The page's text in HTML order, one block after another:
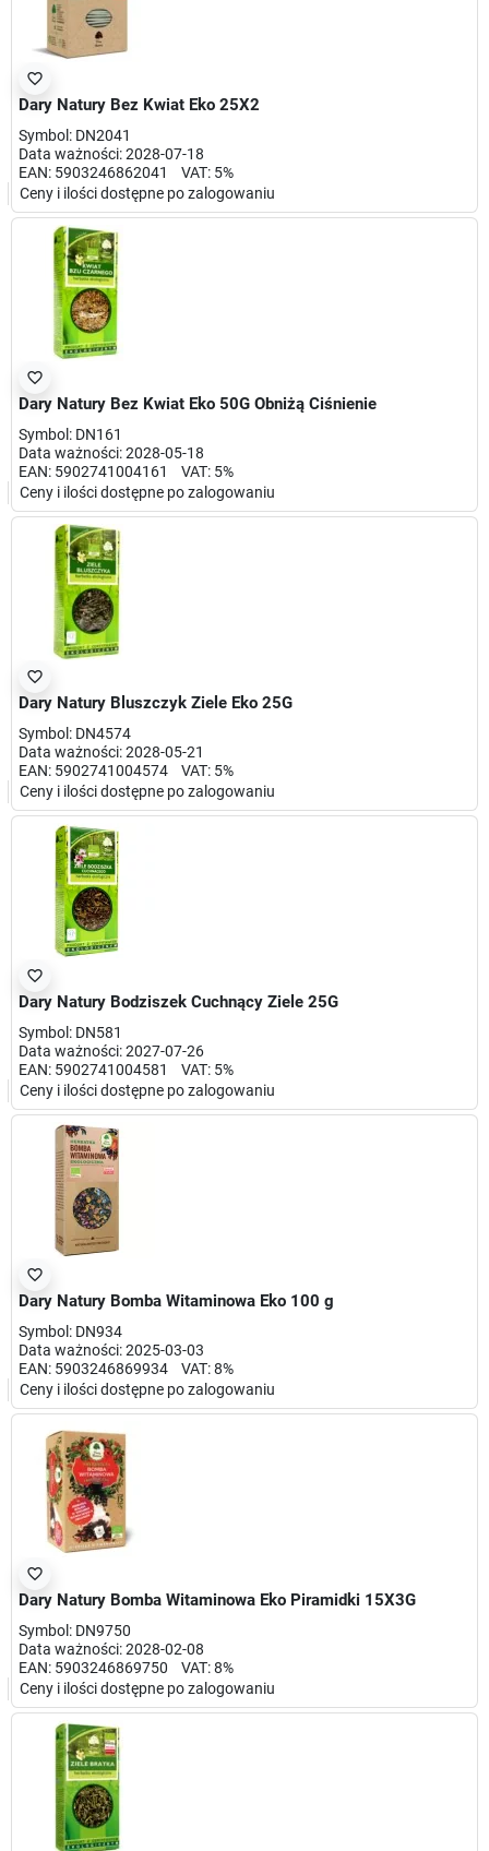
favorite_border
Dary Natury Bez Kwiat Eko 25X2
Symbol: DN2041
Data ważności: 2028-07-18
EAN: 5903246862041 VAT: 5%
Ceny i ilości dostępne po zalogowaniu
favorite_border
Dary Natury Bez Kwiat Eko 50G Obniżą Ciśnienie
Symbol: DN161
Data ważności: 2028-05-18
EAN: 5902741004161 VAT: 5%
Ceny i ilości dostępne po zalogowaniu
favorite_border
Dary Natury Bluszczyk Ziele Eko 25G
Symbol: DN4574
Data ważności: 2028-05-21
EAN: 5902741004574 VAT: 5%
Ceny i ilości dostępne po zalogowaniu
favorite_border
Dary Natury Bodziszek Cuchnący Ziele 25G
Symbol: DN581
Data ważności: 2027-07-26
EAN: 5902741004581 VAT: 5%
Ceny i ilości dostępne po zalogowaniu
favorite_border
Dary Natury Bomba Witaminowa Eko 100 g
Symbol: DN934
Data ważności: 2025-03-03
EAN: 5903246869934 VAT: 8%
Ceny i ilości dostępne po zalogowaniu
favorite_border
Dary Natury Bomba Witaminowa Eko Piramidki 15X3G
Symbol: DN9750
Data ważności: 2028-02-08
EAN: 5903246869750 VAT: 8%
Ceny i ilości dostępne po zalogowaniu